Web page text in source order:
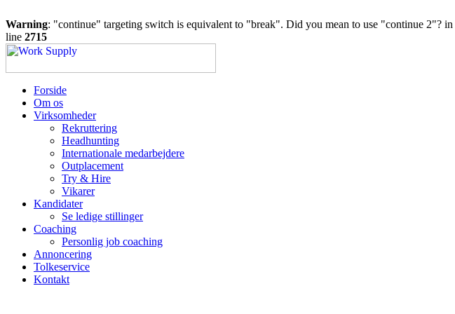
Warning: "continue" targeting switch is equivalent to "break". Did you mean to use "continue 2"? in
line 2715
Forside
Om os
Virksomheder
Rekruttering
Headhunting
Internationale medarbejdere
Outplacement
Try & Hire
Vikarer
Kandidater
Se ledige stillinger
Coaching
Personlig job coaching
Annoncering
Tolkeservice
Kontakt